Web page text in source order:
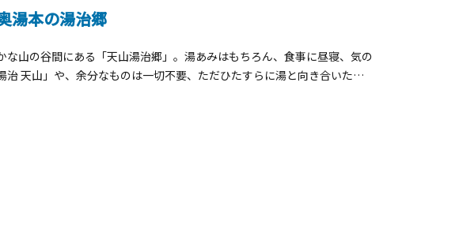
湯本の湯治郷
な山の谷間にある「天山湯治郷」。湯あみはもちろん、食事に昼寝、気の
天山」や、余分なものは一切不要、ただひたすらに湯と向き合いたい